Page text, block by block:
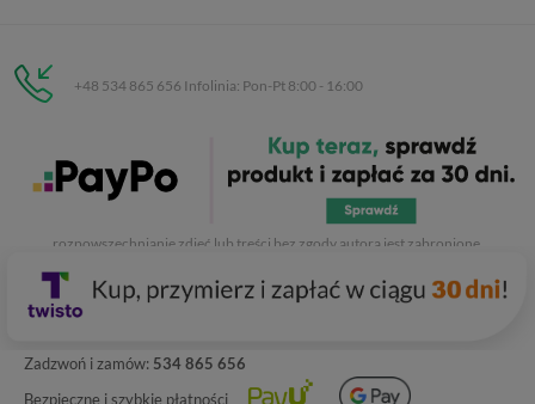
Zadzwoń i zamów: 534 865 656
Bezpieczne i szybkie płatności
+48 534 865 656 Infolinia: Pon-Pt 8:00 - 16:00
C.H. Respan, Rejtana 53a/250
35-326 Rzeszów
. Kopiowanie, przetwarzanie,
rozpowszechnianie zdjęć lub treści bez zgody autora jest zabronione.